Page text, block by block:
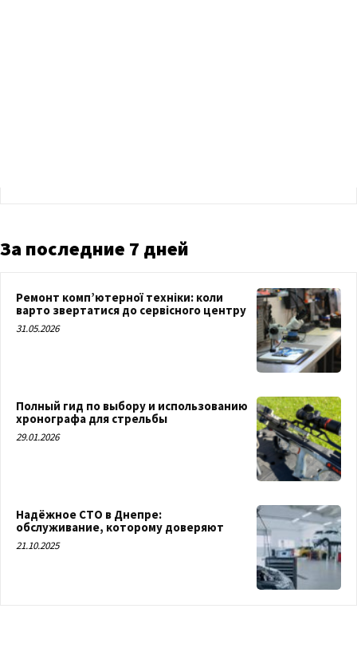
За последние 7 дней
Ремонт комп’ютерної техніки: коли
варто звертатися до сервісного центру
31.05.2026
Полный гид по выбору и использованию
хронографа для стрельбы
29.01.2026
Надёжное СТО в Днепре:
обслуживание, которому доверяют
21.10.2025